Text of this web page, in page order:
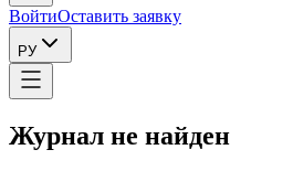
ВойтиОставить заявку
РУ
Журнал не найден